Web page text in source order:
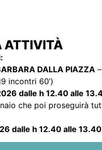
ATTIVITÀ
DALLA PIAZZA
incontri 60’)
dalle h 12.40 alle
che poi proseguirà
dalle h 12.40 alle 13.40